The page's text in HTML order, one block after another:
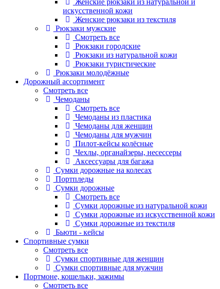
Женские рюкзаки из натуральной и
искусственной кожи
Женские рюкзаки из текстиля
Рюкзаки мужские
Смотреть все
Рюкзаки городские
Рюкзаки из натуральной кожи
Рюкзаки туристические
Рюкзаки молодёжные
Дорожный ассортимент
Смотреть все
Чемоданы
Смотреть все
Чемоданы из пластика
Чемоданы для женщин
Чемоданы для мужчин
Пилот-кейсы колёсные
Чехлы, органайзеры, несессеры
Аксессуары для багажа
Сумки дорожные на колесах
Портпледы
Сумки дорожные
Смотреть все
Сумки дорожные из натуральной кожи
Сумки дорожные из искусственной кожи
Сумки дорожные из текстиля
Бьюти - кейсы
Спортивные сумки
Смотреть все
Сумки спортивные для женщин
Сумки спортивные для мужчин
Портмоне, кошельки, зажимы
Смотреть все